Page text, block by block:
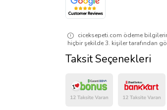
ciceksepeti.com ödeme
hiçbir şekilde 3. kişiler tarafından
Taksit Seçenekleri